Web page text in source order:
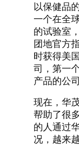
以保健品
一个在全
的试验室
团地官方
时获得美
司，第一
产品的公
现在，华
帮助了很
的人通过
况，越来